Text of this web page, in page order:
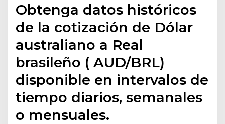
Obtenga datos históricos
de la cotización de Dólar
australiano a Real
brasileño ( AUD/BRL)
disponible en intervalos de
tiempo diarios, semanales
o mensuales.